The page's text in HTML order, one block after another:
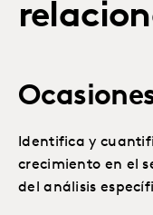
Identifica y
crecimiento en el
del análisis